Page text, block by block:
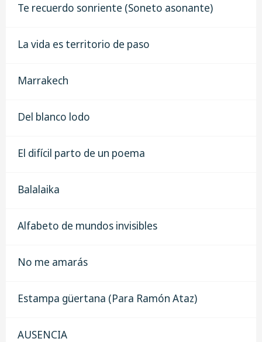
Te recuerdo sonriente (Soneto asonante)
La vida es territorio de paso
Marrakech
Del blanco lodo
El difícil parto de un poema
Balalaika
Alfabeto de mundos invisibles
No me amarás
Estampa güertana (Para Ramón Ataz)
AUSENCIA